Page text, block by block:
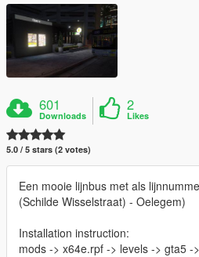
601
Downloads
2
Likes
5.0 / 5 stars (2 votes)
Een mooie lijnbus met als
(Schilde Wisselstraat) - Oelegem)
Installation instruction:
mods -> x64e.rpf -> levels -> gta5 -